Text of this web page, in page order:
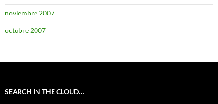
noviembre 2007
octubre 2007
SEARCH IN THE CLOUD…